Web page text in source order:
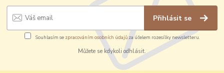
Přihlásit se
Souhlasím se zpracováním osobních údajůza účelem rozesílky newsletteru.
Můžete se kdykoli odhlásit.